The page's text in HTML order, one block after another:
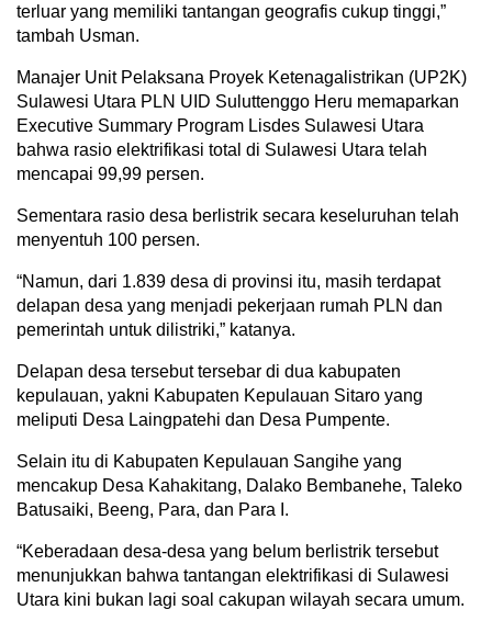
terluar yang memiliki tantangan geografis cukup tinggi,”
tambah Usman.
Manajer Unit Pelaksana Proyek Ketenagalistrikan (UP2K)
Sulawesi Utara PLN UID Suluttenggo Heru memaparkan
Executive Summary Program Lisdes Sulawesi Utara
bahwa rasio elektrifikasi total di Sulawesi Utara telah
mencapai 99,99 persen.
Sementara rasio desa berlistrik secara keseluruhan telah
menyentuh 100 persen.
“Namun, dari 1.839 desa di provinsi itu, masih terdapat
delapan desa yang menjadi pekerjaan rumah PLN dan
pemerintah untuk dilistriki,” katanya.
Delapan desa tersebut tersebar di dua kabupaten
kepulauan, yakni Kabupaten Kepulauan Sitaro yang
meliputi Desa Laingpatehi dan Desa Pumpente.
Selain itu di Kabupaten Kepulauan Sangihe yang
mencakup Desa Kahakitang, Dalako Bembanehe, Taleko
Batusaiki, Beeng, Para, dan Para I.
“Keberadaan desa-desa yang belum berlistrik tersebut
menunjukkan bahwa tantangan elektrifikasi di Sulawesi
Utara kini bukan lagi soal cakupan wilayah secara umum.